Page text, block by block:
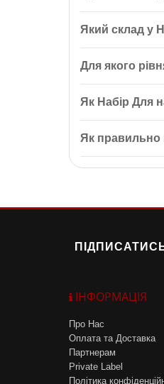
BCAA,
Який склад у
комплекс
Для якого
відновлення та
Як Набір Для
сприяють
Як правильно
ІНФОРМАЦІЯ
Про Нас
Оплата та Доставка
Партнерам
Private Label
Політика